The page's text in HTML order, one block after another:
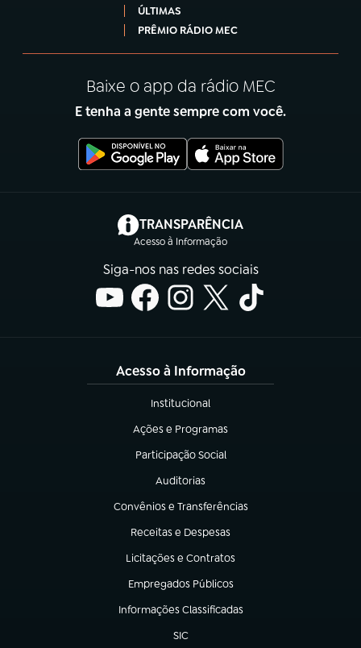
ÚLTIMAS
PRÊMIO RÁDIO MEC
Baixe o app da rádio MEC
E tenha a gente sempre com você.
TRANSPARÊNCIA
Acesso à Informação
(abre em nova aba)
Siga-nos nas redes sociais
Acesso à Informação
Institucional
(abre em nova aba)
Ações e Programas
(abre em nova aba)
Participação Social
(abre em nova aba)
Auditorias
(abre em nova aba)
Convênios e Transferências
(abre em nova aba)
Receitas e Despesas
(abre em nova aba)
Licitações e Contratos
(abre em nova aba)
Empregados Públicos
(abre em nova aba)
Informações Classificadas
(abre em nova aba)
SIC
(abre em nova aba)